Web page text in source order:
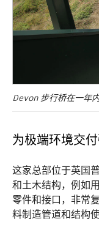
Devon 步行桥在一年
为极端环境交
这家总部位于英国
和土木结构，例如
零件和接口，非常
料制造管道和结构